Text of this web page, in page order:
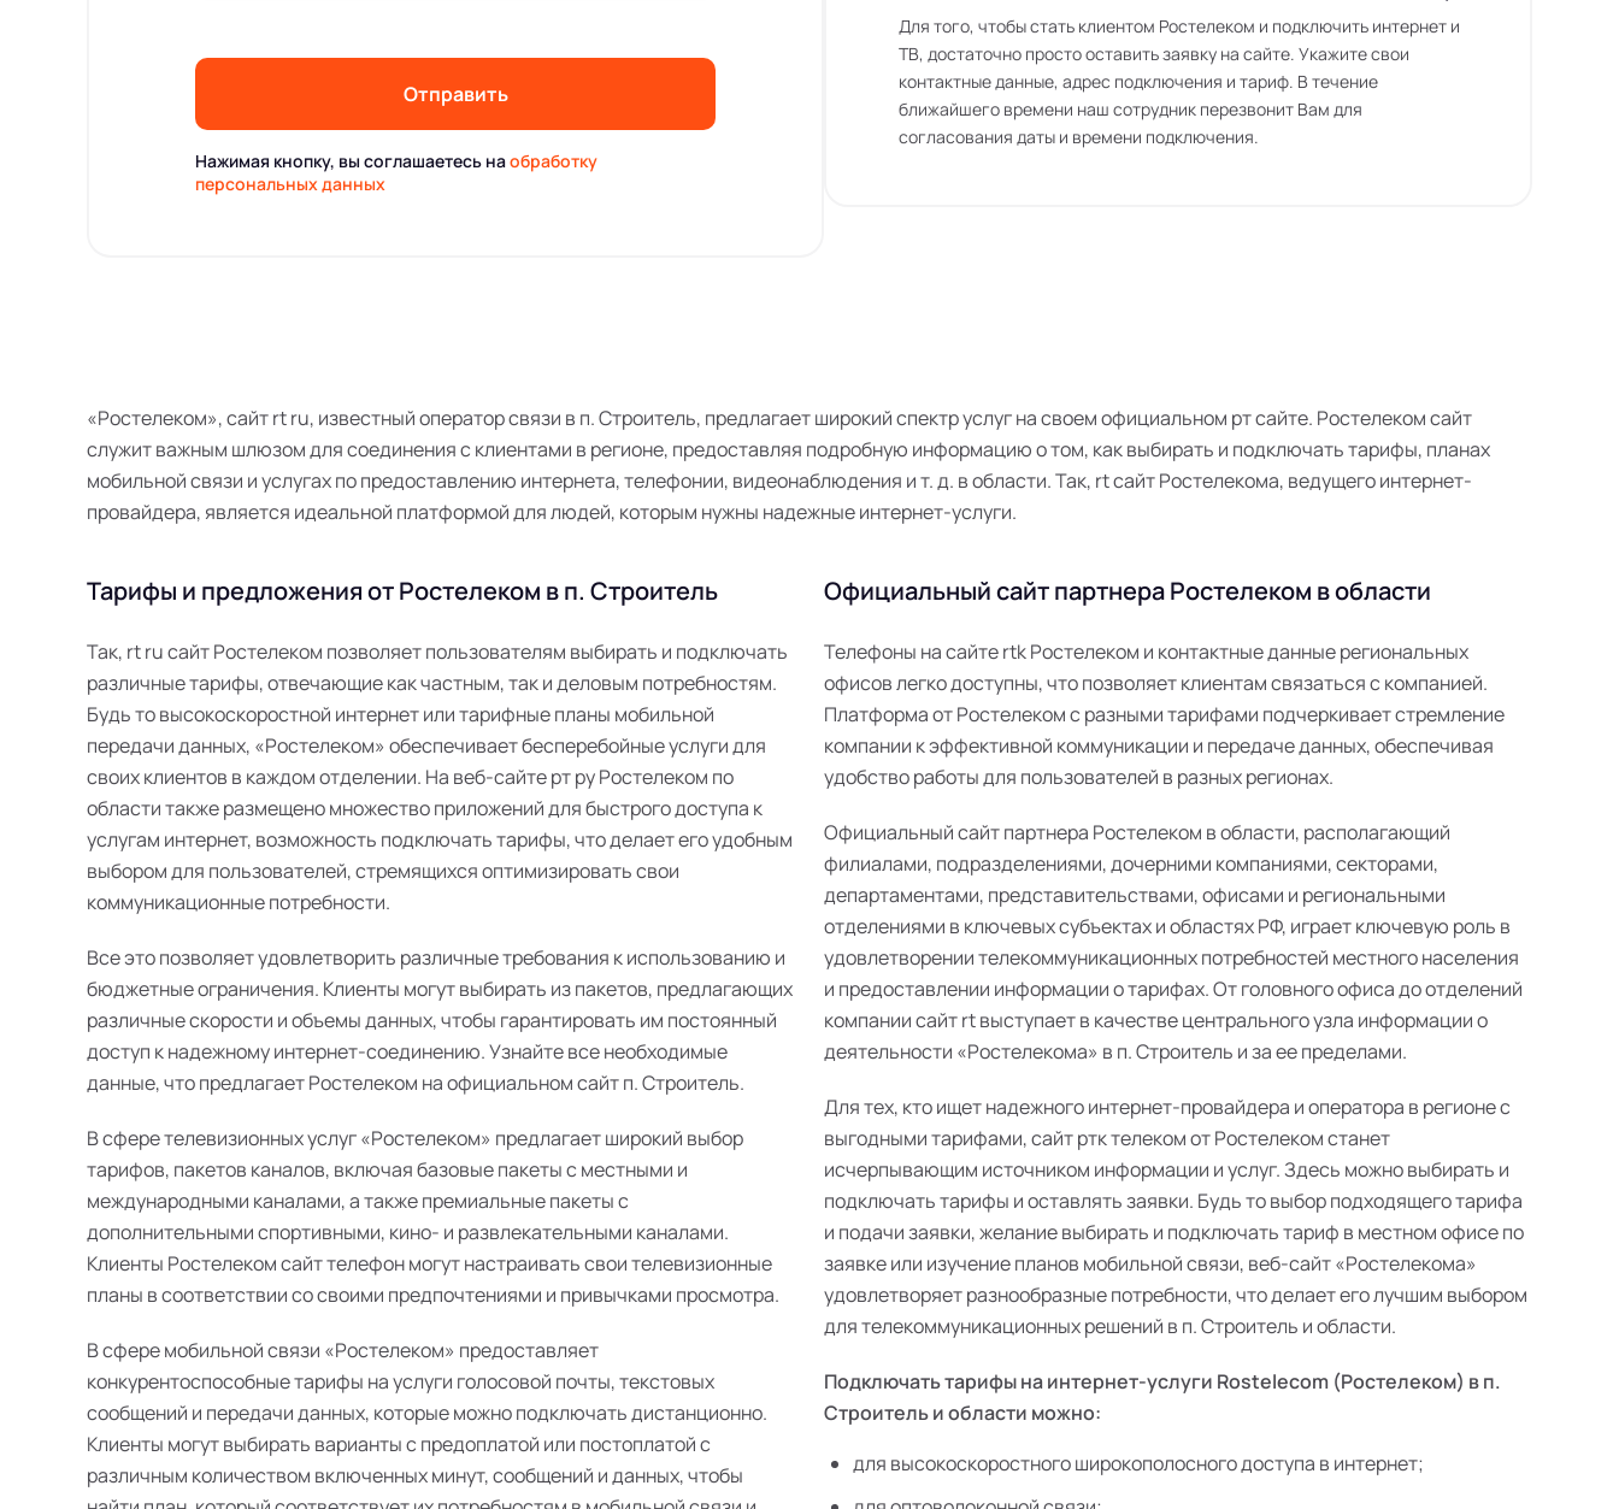
Отправить
Нажимая кнопку, вы соглашаетесь наобработку
персональных данных
Для того, чтобы стать клиентом Ростелеком и подключить интернет и
ТВ, достаточно просто оставить заявку на сайте. Укажите свои
контактные данные, адрес подключения и тариф. В течение
ближайшего времени наш сотрудник перезвонит Вам для
согласования даты и времени подключения.
«Ростелеком», сайт rt ru, известный оператор связи в п. Строитель, предлагает широкий спектр услуг на своем официальном рт сайте. Ростелеком сайт
служит важным шлюзом для соединения с клиентами в регионе, предоставляя подробную информацию о том, как выбирать и подключать тарифы, планах
мобильной связи и услугах по предоставлению интернета, телефонии, видеонаблюдения и т. д. в области. Так, rt сайт Ростелекома, ведущего интернет-
провайдера, является идеальной платформой для людей, которым нужны надежные интернет-услуги.
Тарифы и предложения от Ростелеком в п. Строитель
Так, rt ru сайт Ростелеком позволяет пользователям выбирать и подключать
различные тарифы, отвечающие как частным, так и деловым потребностям.
Будь то высокоскоростной интернет или тарифные планы мобильной
передачи данных, «Ростелеком» обеспечивает бесперебойные услуги для
своих клиентов в каждом отделении. На веб-сайте рт ру Ростелеком по
области также размещено множество приложений для быстрого доступа к
услугам интернет, возможность подключать тарифы, что делает его удобным
выбором для пользователей, стремящихся оптимизировать свои
коммуникационные потребности.
Все это позволяет удовлетворить различные требования к использованию и
бюджетные ограничения. Клиенты могут выбирать из пакетов, предлагающих
различные скорости и объемы данных, чтобы гарантировать им постоянный
доступ к надежному интернет-соединению. Узнайте все необходимые
данные, что предлагает Ростелеком на официальном сайт п. Строитель.
В сфере телевизионных услуг «Ростелеком» предлагает широкий выбор
тарифов, пакетов каналов, включая базовые пакеты с местными и
международными каналами, а также премиальные пакеты с
дополнительными спортивными, кино- и развлекательными каналами.
Клиенты Ростелеком сайт телефон могут настраивать свои телевизионные
планы в соответствии со своими предпочтениями и привычками просмотра.
В сфере мобильной связи «Ростелеком» предоставляет
конкурентоспособные тарифы на услуги голосовой почты, текстовых
сообщений и передачи данных, которые можно подключать дистанционно.
Клиенты могут выбирать варианты с предоплатой или постоплатой с
различным количеством включенных минут, сообщений и данных, чтобы
Официальный сайт партнера Ростелеком в области
Телефоны на сайте rtk Ростелеком и контактные данные региональных
офисов легко доступны, что позволяет клиентам связаться с компанией.
Платформа от Ростелеком с разными тарифами подчеркивает стремление
компании к эффективной коммуникации и передаче данных, обеспечивая
удобство работы для пользователей в разных регионах.
Официальный сайт партнера Ростелеком в области, располагающий
филиалами, подразделениями, дочерними компаниями, секторами,
департаментами, представительствами, офисами и региональными
отделениями в ключевых субъектах и областях РФ, играет ключевую роль в
удовлетворении телекоммуникационных потребностей местного населения
и предоставлении информации о тарифах. От головного офиса до отделений
компании сайт rt выступает в качестве центрального узла информации о
деятельности «Ростелекома» в п. Строитель и за ее пределами.
Для тех, кто ищет надежного интернет-провайдера и оператора в регионе с
выгодными тарифами, сайт ртк телеком от Ростелеком станет
исчерпывающим источником информации и услуг. Здесь можно выбирать и
подключать тарифы и оставлять заявки. Будь то выбор подходящего тарифа
и подачи заявки, желание выбирать и подключать тариф в местном офисе по
заявке или изучение планов мобильной связи, веб-сайт «Ростелекома»
удовлетворяет разнообразные потребности, что делает его лучшим выбором
для телекоммуникационных решений в п. Строитель и области.
Подключать тарифы на интернет-услуги Rostelecom (Ростелеком) в п.
Строитель и области можно:
для высокоскоростного широкополосного доступа в интернет;